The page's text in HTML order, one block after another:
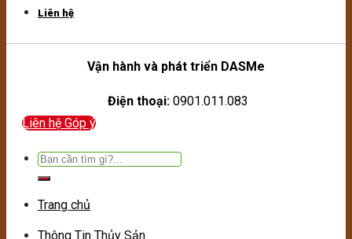
Vận hành và phát triển DASMe
Điện thoại: 0901.011.083
Liên hệ Góp ý
Liên hệ
Tìm
kiếm:
Trang chủ
Thông Tin Thủy Sản